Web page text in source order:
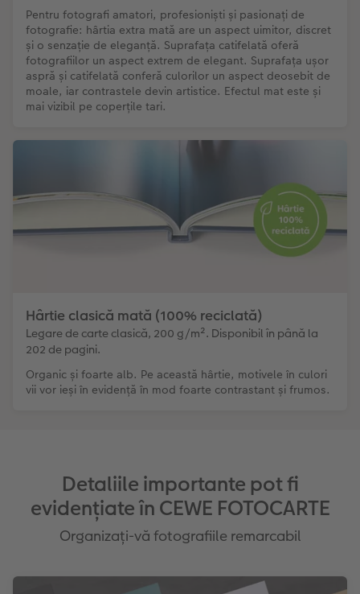
Pentru fotografi amatori, profesioniști și pasionați de
fotografie: hârtia extra mată are un aspect uimitor, discret
și o senzație de eleganță. Suprafața catifelată oferă
fotografiilor un aspect extrem de elegant. Suprafața ușor
aspră și catifelată conferă culorilor un aspect deosebit de
moale, iar contrastele devin artistice. Efectul mat este și
mai vizibil pe coperțile tari.
Hârtie clasică mată (100% reciclată)
Legare de carte clasică, 200 g/m². Disponibil în până la
202 de pagini.
Organic și foarte alb. Pe această hârtie, motivele în culori
vii vor ieși în evidență în mod foarte contrastant și frumos.
Detaliile importante pot fi
evidențiate în CEWE FOTOCARTE
Organizați-vă fotografiile remarcabil